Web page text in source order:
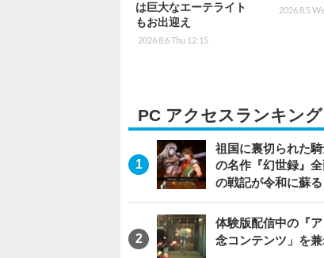
は巨大なエーテライト
もお出迎え
2026.8.6 Thu 12:15
2026.8.5
PC アクセスランキング
祖国に裏切られた
の名作『幻世録』
の戦記が令和に蘇る
体験版配信中の『
念コンテンツ」を